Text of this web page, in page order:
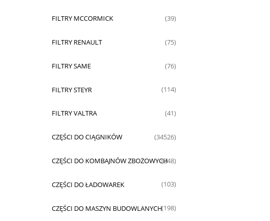
FILTRY MCCORMICK (39)
FILTRY RENAULT (75)
FILTRY SAME (76)
FILTRY STEYR (114)
FILTRY VALTRA (41)
CZĘŚCI DO CIĄGNIKÓW (34526)
CZĘŚCI DO KOMBAJNÓW ZBOŻOWYCH(248)
CZĘŚCI DO ŁADOWAREK (103)
CZĘŚCI DO MASZYN BUDOWLANYCH(198)